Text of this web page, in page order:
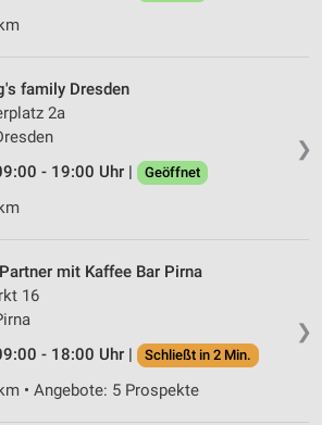
❯
family Dresden
2a
- 19:00 Uhr |
Geöffnet
❯
mit Kaffee Bar Pirna
16
- 18:00 Uhr |
Schließt in 2 Min.
• Angebote: 5 Prospekte